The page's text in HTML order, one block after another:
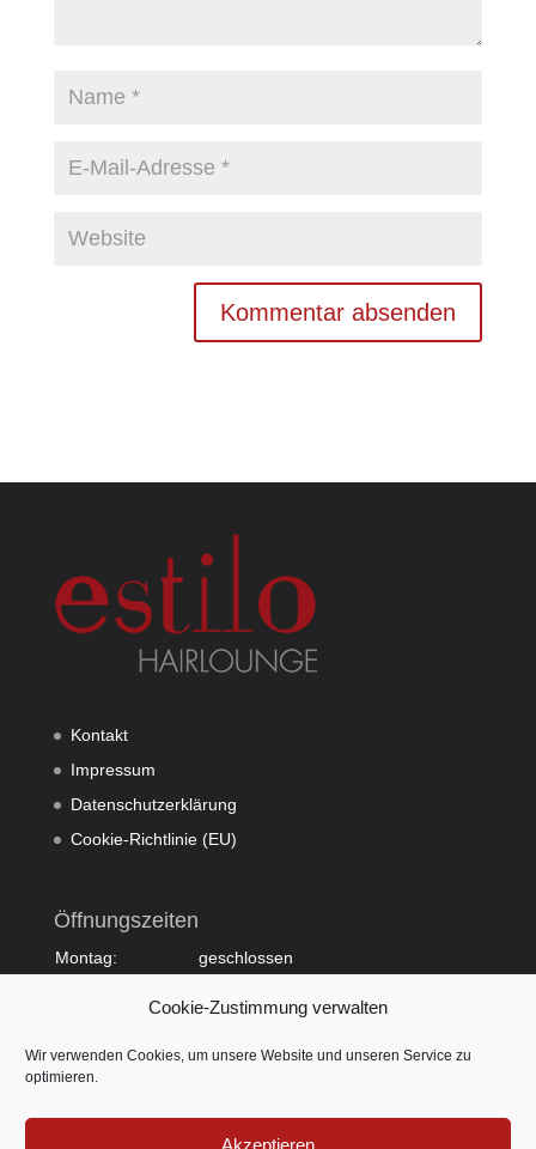
Cookie-Zustimmung verwalten
Wir verwenden Cookies, um unsere Website und unseren Service zu
optimieren.
Akzeptieren
Kontakt
Impressum
Datenschutzerklärung
Cookie-Richtlinie (EU)
Öffnungszeiten
Montag:
geschlossen
09:00 - 18:00
Freitag: